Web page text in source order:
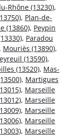
Rhône (13230),
, Plan-de-
(13860), Peypin
, Paradou
, Mouriès (13890),
(13590),
(13520), Mas-
, Martigues
, Marseille
, Marseille
, Marseille
, Marseille
, Marseille